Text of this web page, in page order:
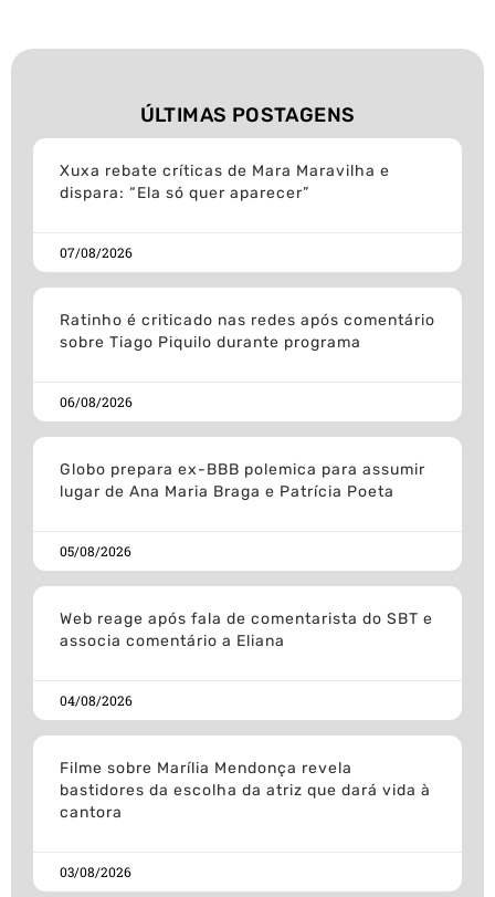
ÚLTIMAS POSTAGENS
Xuxa rebate críticas de Mara Maravilha e
dispara: “Ela só quer aparecer”
07/08/2026
Ratinho é criticado nas redes após comentário
sobre Tiago Piquilo durante programa
06/08/2026
Globo prepara ex-BBB polemica para assumir
lugar de Ana Maria Braga e Patrícia Poeta
05/08/2026
Web reage após fala de comentarista do SBT e
associa comentário a Eliana
04/08/2026
Filme sobre Marília Mendonça revela
bastidores da escolha da atriz que dará vida à
cantora
03/08/2026